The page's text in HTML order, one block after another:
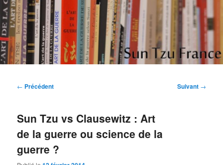
Aller
au
contenu
principalSun Tzu France
Etudes et réflexions sur "L'art de la guerre" de Sun Tzu
Navigation
← Précédent Suivant →
Sun Tzu vs Clausewitz : Art
de la guerre ou science de la
guerre ?